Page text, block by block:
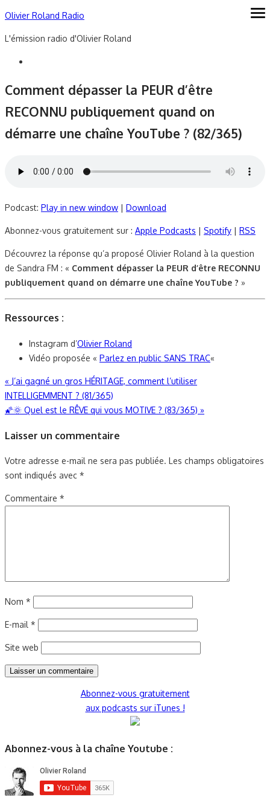
Skip
content
Olivier Roland Radio
L'émission radio d'Olivier Roland
Comment dépasser la PEUR d’être
RECONNU publiquement quand on
démarre une chaîne YouTube ? (82/365)
Podcast: Play in new window | Download
Abonnez-vous gratuitement sur : Apple Podcasts | Spotify | RSS
Découvrez la réponse qu’a proposé Olivier Roland à la question
de Sandra FM : « Comment dépasser la PEUR d’être RECONNU
publiquement quand on démarre une chaîne YouTube ? »
Ressources :
Instagram d’Olivier Roland
Vidéo proposée « Parlez en public SANS TRAC«
Navigation
de
« J’ai gagné un gros HÉRITAGE, comment l’utiliser
INTELLIGEMMENT ? (81/365)
🌠🌞 Quel est le RÊVE qui vous MOTIVE ? (83/365) »
Laisser un commentaire
Votre adresse e-mail ne sera pas publiée. Les champs obligatoires
sont indiqués avec *
Commentaire *
Nom *
E-mail *
Site web
Abonnez-vous gratuitement
aux podcasts sur iTunes !
Abonnez-vous à la chaîne Youtube :